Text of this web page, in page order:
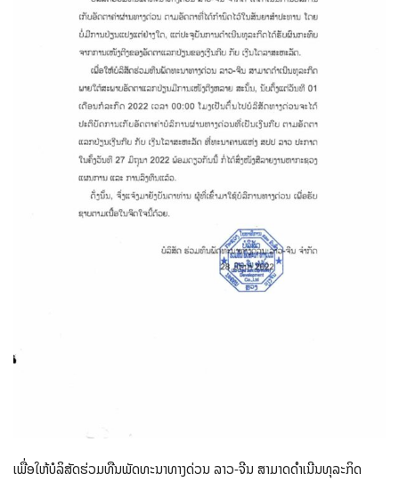
ເພື່ອໃຫ້ບໍລິສັດຮ່ວມທືນພັດທະນາທາງດ່ວນ ລາວ-ຈີນ ສາມາດດໍາເນີນທຸລະກິດ